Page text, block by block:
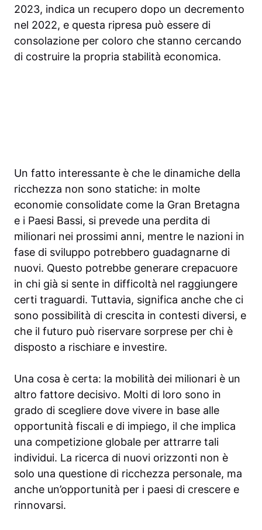
2023, indica un recupero dopo un decremento
nel 2022, e questa ripresa può essere di
consolazione per coloro che stanno cercando
di costruire la propria stabilità economica.
Un fatto interessante è che le dinamiche della
ricchezza non sono statiche: in molte
economie consolidate come la Gran Bretagna
e i Paesi Bassi, si prevede una perdita di
milionari nei prossimi anni, mentre le nazioni in
fase di sviluppo potrebbero guadagnarne di
nuovi. Questo potrebbe generare crepacuore
in chi già si sente in difficoltà nel raggiungere
certi traguardi. Tuttavia, significa anche che ci
sono possibilità di crescita in contesti diversi, e
che il futuro può riservare sorprese per chi è
disposto a rischiare e investire.
Una cosa è certa: la mobilità dei milionari è un
altro fattore decisivo. Molti di loro sono in
grado di scegliere dove vivere in base alle
opportunità fiscali e di impiego, il che implica
una competizione globale per attrarre tali
individui. La ricerca di nuovi orizzonti non è
solo una questione di ricchezza personale, ma
anche un’opportunità per i paesi di crescere e
rinnovarsi.